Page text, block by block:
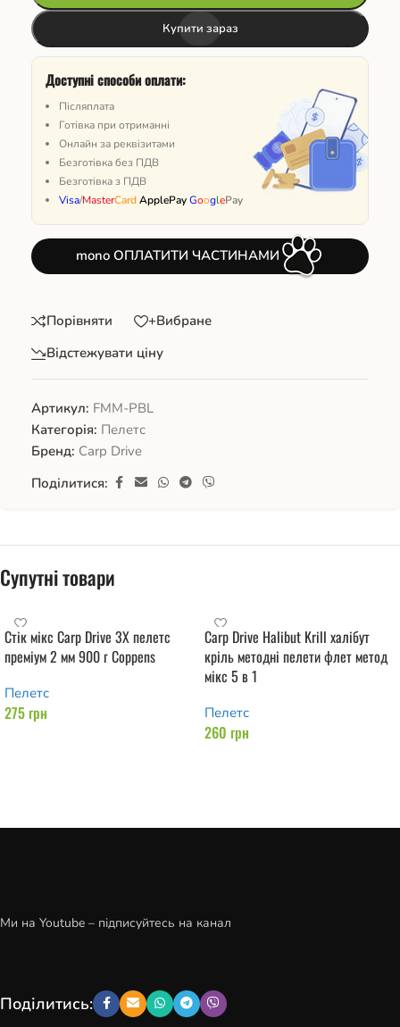
Купити зараз
Доступні способи оплати:
Післяплата
Готівка при отриманні
Онлайн за реквізитами
Безготівка без ПДВ
Безготівка з ПДВ
Visa/MasterCardApplePayGooglePay
mono ОПЛАТИТИ ЧАСТИНАМИ
Порівняти
+Вибране
Відстежувати ціну
Артикул: FMM-PBL
Категорія: Пелетс
Бренд: Carp Drive
Поділитися:
Супутні товари
Стік мікс Carp Drive 3X пелетс
преміум 2 мм 900 г Coppens
Пелетс
275грн
Carp Drive Halibut Krill халібут
кріль методні пелети флет метод
мікс 5 в 1
Пелетс
260 грн
Ми на Youtube – підписуйтесь на канал
Поділитись: